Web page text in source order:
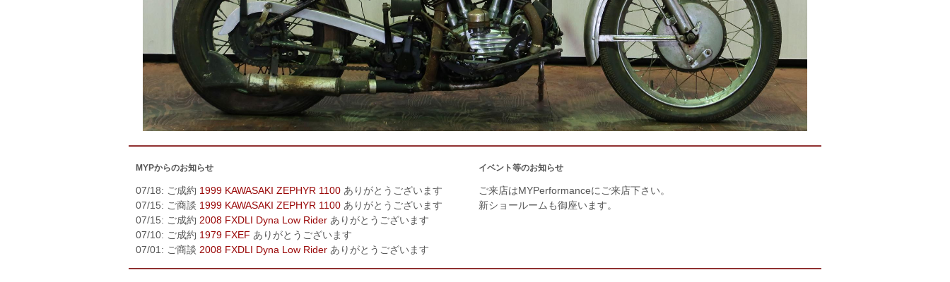
MYPからのお知らせ
07/18: ご成約 1999 KAWASAKI ZEPHYR 1100 ありがとうございます
07/15: ご商談 1999 KAWASAKI ZEPHYR 1100 ありがとうございます
07/15: ご成約 2008 FXDLI Dyna Low Rider ありがとうございます
07/10: ご成約 1979 FXEF ありがとうございます
07/01: ご商談 2008 FXDLI Dyna Low Rider ありがとうございます
イベント等のお知らせ
ご来店はMYPerformanceにご来店下さい。
新ショールームも御座います。